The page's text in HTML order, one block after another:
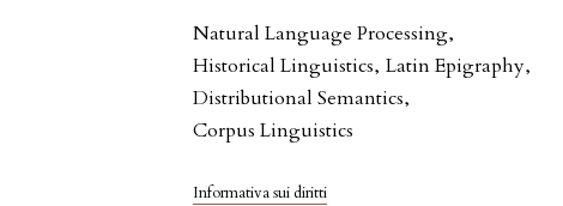
Natural Language Processing,
Historical Linguistics, Latin Epigraphy,
Distributional Semantics,
Corpus Linguistics
Informativa sui diritti